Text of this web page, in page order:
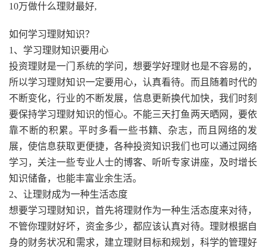
10万做什么理财最好,
如何学习理财知识？
1、学习理财知识要用心
投资理财是一门系统的学问，想要学好理财也是不容易的，
所以学习理财知识一定要用心，认真看待。而且随着时代的
不断变化，行业的不断发展，信息更新换代加快，我们时刻
要保持学习理财知识的恒心。不能三天打鱼两天晒网，要依
靠不断的积累。平时多看一些书籍、杂志，而且网络的发
展，使信息获取更便捷，各种投资知识我们也可以通过网络
学习，关注一些专业人士的博客、听听专家讲座，及时增长
知识储备，也能丰富业余生活。
2、让理财成为一种生活态度
想要学习理财知识，首先将理财作为一种生活态度来对待，
不管你理财好坏，资金多少，都应该认真对待。理财根据自
身的财务状况和需求，建立理财目标和规划，科学的管理好